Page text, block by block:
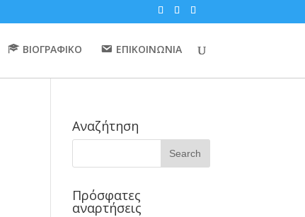
ΒΙΟΓΡΑΦΙΚΟ ΕΠΙΚΟΙΝΩΝΙΑ
Αναζήτηση
Πρόσφατες
αναρτήσεις